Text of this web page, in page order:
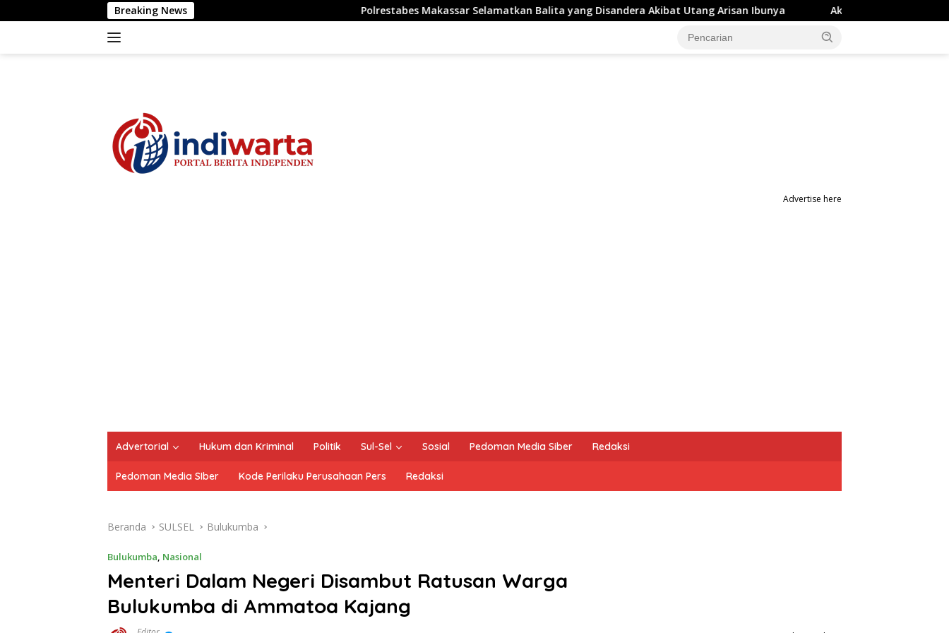
ke
Breaking News Polrestabes Makassar Selamatkan Balita yang Disandera Akibat Utang Arisan Ibunya Aksi Penyerangan OTK di Studio Gym
Advertise here
Advertorial Hukum dan Kriminal Politik Sul-Sel Sosial Pedoman Media Siber Redaksi
Pedoman Media SIber Kode Perilaku Perusahaan Pers Redaksi
Beranda SULSEL Bulukumba
Bulukumba, Nasional
Menteri Dalam Negeri Disambut Ratusan Warga
Bulukumba di Ammatoa Kajang